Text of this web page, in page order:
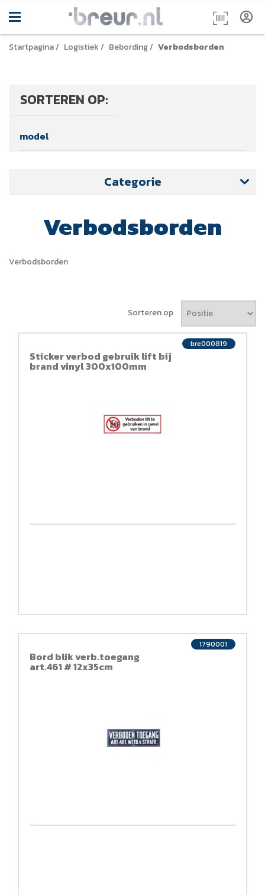
Startpagina/ Logistiek/ Bebording/ Verbodsborden
SORTEREN OP:
model
Categorie
Verbodsborden
Verbodsborden
Sorteren op
Sticker verbod gebruik lift bij
brand vinyl 300x100mm
bre000819
Bord blik verb.toegang
art.461 # 12x35cm
1790001